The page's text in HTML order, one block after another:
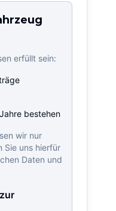
erfüllt sein:
bestehen
wir nur
Sie uns hierfür
Daten und